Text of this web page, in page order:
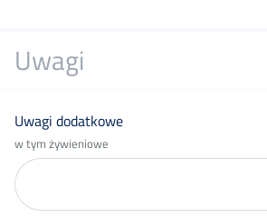
Uwagi
Uwagi dodatkowe
w tym żywieniowe